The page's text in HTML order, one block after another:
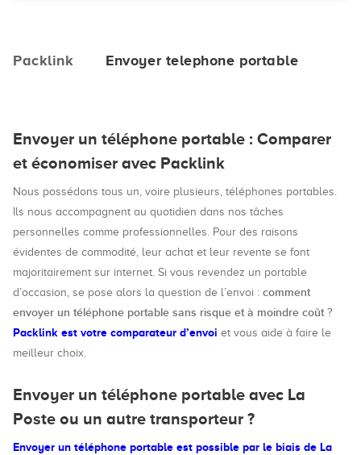
Packlink Envoyer telephone portable
Envoyer un téléphone portable : Comparer
et économiser avec Packlink
Nous possédons tous un, voire plusieurs, téléphones portables.
Ils nous accompagnent au quotidien dans nos tâches
personnelles comme professionnelles. Pour des raisons
évidentes de commodité, leur achat et leur revente se font
majoritairement sur internet. Si vous revendez un portable
d’occasion, se pose alors la question de l’envoi : comment
envoyer un téléphone portable sans risque et à moindre coût?
Packlink est votre comparateur d’envoi et vous aide à faire le
meilleur choix.
Envoyer un téléphone portable avec La
Poste ou un autre transporteur ?
Envoyer un téléphone portable est possible par le biais de La